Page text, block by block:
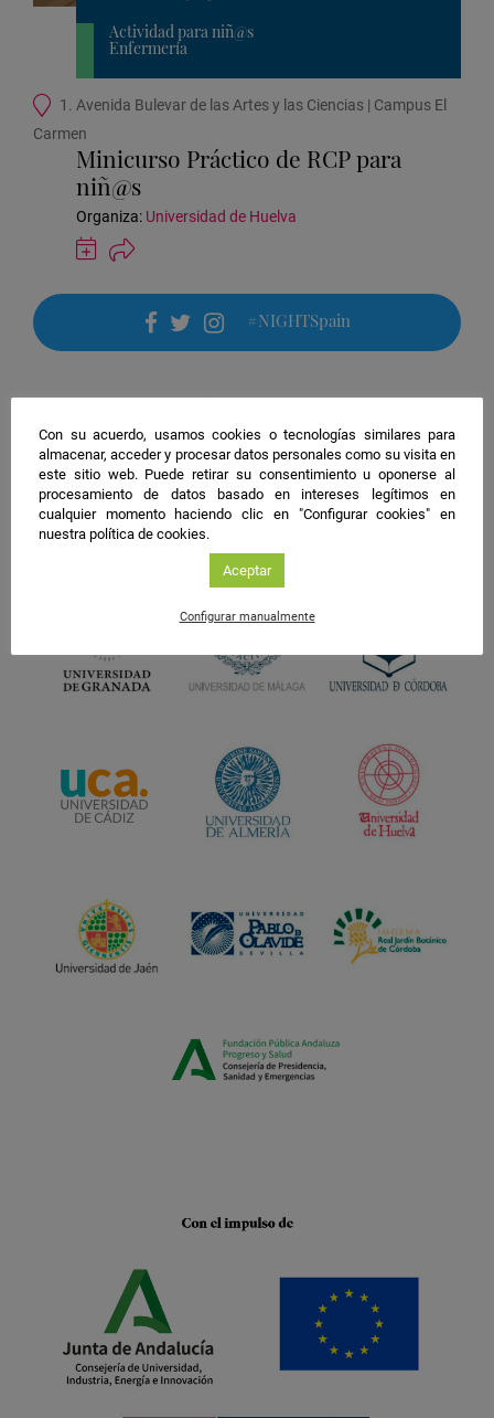
Actividad para niñ@s
Enfermería
Ubicación
la
actividad
1. Avenida Bulevar de las Artes y las Ciencias | Campus El
Carmen
Minicurso Práctico de RCP para
niñ@s
Organiza: Universidad de Huelva
Guardar
actividad
Calendar
facebook
twitter
instagram
#NIGHTSpain
Con su acuerdo, usamos cookies o tecnologías similares para
almacenar, acceder y procesar datos personales como su visita en
este sitio web. Puede retirar su consentimiento u oponerse al
procesamiento de datos basado en intereses legítimos en
cualquier momento haciendo clic en "Configurar cookies" en
nuestra política de cookies.
Aceptar
Configurar manualmente